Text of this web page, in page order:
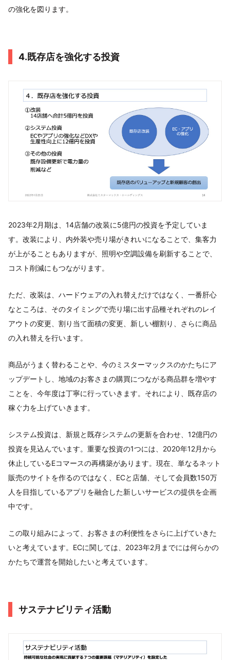
の強化を図ります。
4.既存店を強化する投資
2023年2月期は、14店舗の改装に5億円の投資を予定していま
す。改装により、内外装や売り場がきれいになることで、集客力
が上がることもありますが、照明や空調設備を刷新することで、
コスト削減にもつながります。
ただ、改装は、ハードウェアの入れ替えだけではなく、一番肝心
なところは、そのタイミングで売り場に出す品種それぞれのレイ
アウトの変更、割り当て面積の変更、新しい棚割り、さらに商品
の入れ替えを行います。
商品がうまく替わることや、今のミスターマックスのかたちにア
ップデートし、地域のお客さまの購買につながる商品群を増やす
ことを、今年度は丁寧に行っていきます。それにより、既存店の
稼ぐ力を上げていきます。
システム投資は、新規と既存システムの更新を合わせ、12億円の
投資を見込んでいます。重要な投資の1つには、2020年12月から
休止しているEコマースの再構築があります。現在、単なるネット
販売のサイトを作るのではなく、ECと店舗、そして会員数150万
人を目指しているアプリを融合した新しいサービスの提供を企画
中です。
この取り組みによって、お客さまの利便性をさらに上げていきた
いと考えています。ECに関しては、2023年2月までには何らかの
かたちで運営を開始したいと考えています。
サステナビリティ活動